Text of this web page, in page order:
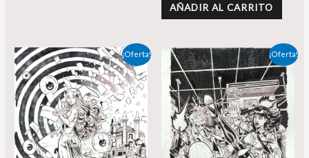
AÑADIR AL CARRITO
¡Oferta!
El
precio
original
era:
198,00 €.
El
precio
actual
es:
175,00 €.
¡Oferta!
El
precio
original
era:
195,00 €.
El
precio
actual
es:
180,00 €.